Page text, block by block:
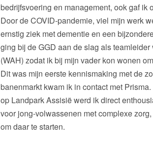
bedrijfsvoering en management, ook gaf ik
Door de COVID-pandemie, viel mijn werk
ernstig ziek met dementie en een
ging bij de GGD aan de slag als
(WAH) zodat ik bij mijn vader kon wonen
Dit was mijn eerste kennismaking met de
banenmarkt kwam ik in contact met
op Landpark Assisië werd ik direct
voor jong-volwassenen met complexe
om daar te starten.